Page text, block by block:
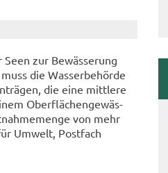
zur Be­wäs­se­rung
die Was­ser­be­hör­de
die eine mitt­le­re
Ober­flä­chen­ge­wäs­
von mehr
Um­welt, Post­fach